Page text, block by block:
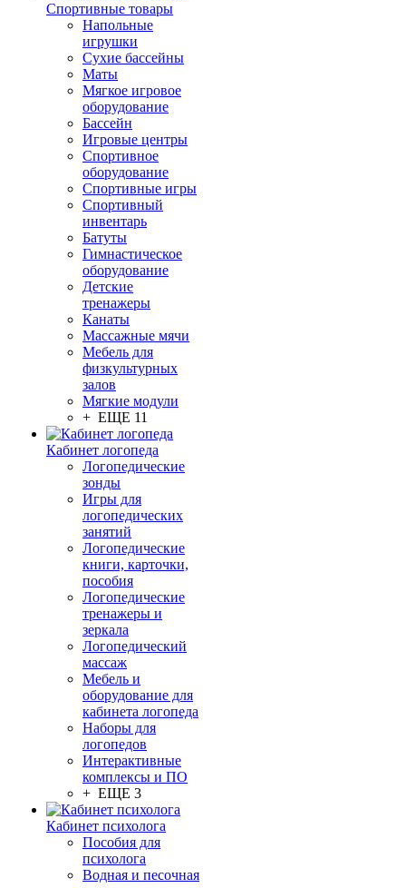
Спортивные товары
Напольные
игрушки
Сухие бассейны
Маты
Мягкое игровое
оборудование
Бассейн
Игровые центры
Спортивное
оборудование
Спортивные игры
Спортивный
инвентарь
Батуты
Гимнастическое
оборудование
Детские
тренажеры
Канаты
Массажные мячи
Мебель для
физкультурных
залов
Мягкие модули
+ ЕЩЕ 11
Кабинет логопеда
Логопедические
зонды
Игры для
логопедических
занятий
Логопедические
книги, карточки,
пособия
Логопедические
тренажеры и
зеркала
Логопедический
массаж
Мебель и
оборудование для
кабинета логопеда
Наборы для
логопедов
Интерактивные
комплексы и ПО
+ ЕЩЕ 3
Кабинет психолога
Пособия для
психолога
Водная и песочная